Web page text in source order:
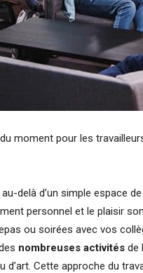
moment pour les
delà d’un simple espace
personnel et le plaisir
ou soirées avec vos
nombreuses activités de
d’art. Cette approche du